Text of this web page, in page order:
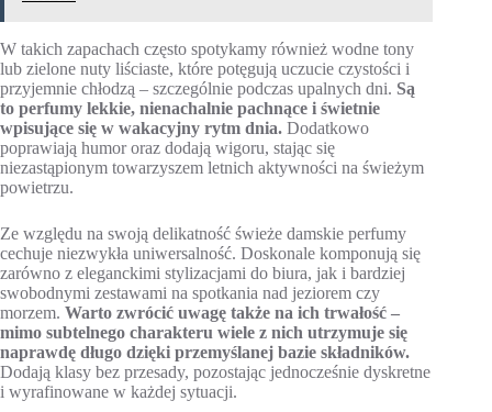
W takich zapachach często spotykamy również wodne tony
lub zielone nuty liściaste, które potęgują uczucie czystości i
przyjemnie chłodzą – szczególnie podczas upalnych dni. Są
to perfumy lekkie, nienachalnie pachnące i świetnie
wpisujące się w wakacyjny rytm dnia. Dodatkowo
poprawiają humor oraz dodają wigoru, stając się
niezastąpionym towarzyszem letnich aktywności na świeżym
powietrzu.
Ze względu na swoją delikatność świeże damskie perfumy
cechuje niezwykła uniwersalność. Doskonale komponują się
zarówno z eleganckimi stylizacjami do biura, jak i bardziej
swobodnymi zestawami na spotkania nad jeziorem czy
morzem. Warto zwrócić uwagę także na ich trwałość –
mimo subtelnego charakteru wiele z nich utrzymuje się
naprawdę długo dzięki przemyślanej bazie składników.
Dodają klasy bez przesady, pozostając jednocześnie dyskretne
i wyrafinowane w każdej sytuacji.